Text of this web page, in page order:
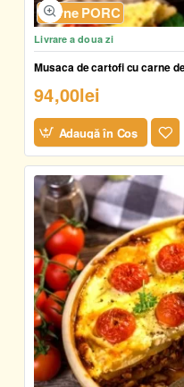
Carne PORC
Livrare a doua zi
Musaca de cartofi cu carne
94,00lei
Adaugă în Coş